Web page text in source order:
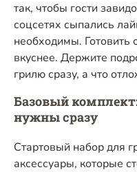
так, чтобы гости
соцсетях сыпались
необходимы. Готовить
вкуснее. Держите
грилю сразу, а что
Базовый
нужны сразу
Стартовый набор для
аксессуары, которые